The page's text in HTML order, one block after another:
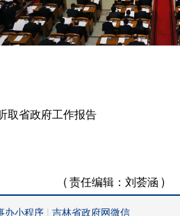
取省政府工作报告
( 责任编辑： 刘荟涵 )